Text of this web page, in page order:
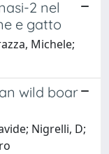
2 nel
e gatto
Michele;
wild boar
Nigrelli, D;